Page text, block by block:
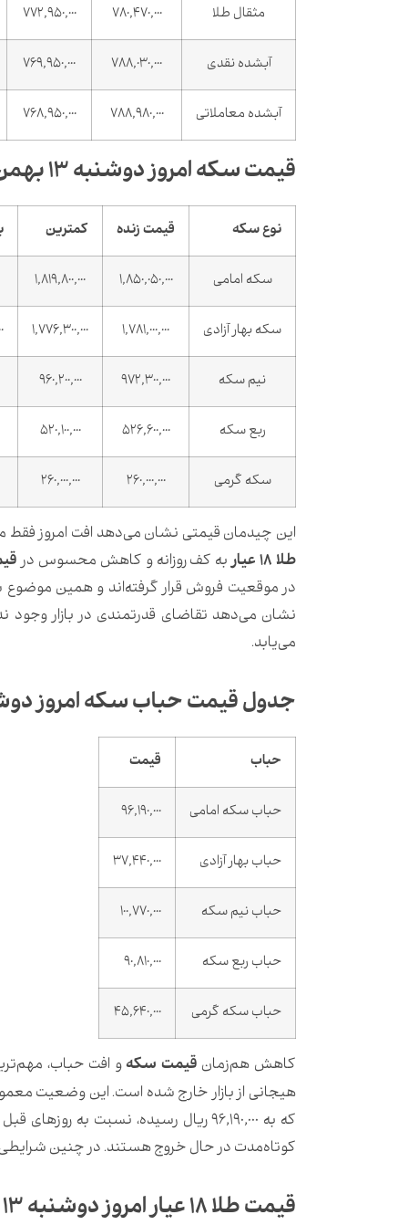
مثقال طلا 780,470,000
772,950,000
آبشده نقدی 788,030,000
769,950,000
آبشده معاملاتی 788,980,000
768,950,000
قیمت سکه امروز دوشنبه ۱۳ بهمن
نوع سکه قیمت زنده کمترین
سکه امامی 1,850,050,000
1,819,800,000
سکه بهار آزادی 1,781,000,000
1,776,300,000
نیم سکه 972,300,000
960,200,000
ربع سکه 526,600,000
520,100,000
سکه گرمی 260,000,000
260,000,000
این چیدمان قیمتی نشان می‌دهد افت امروز فقط
طلا 18 عیار
به کف روزانه و کاهش محسوس در
در موقعیت فروش قرار گرفته‌اند و همین
نشان می‌دهد تقاضای قدرتمندی در بازار وجود
می‌یابد.
جدول قیمت حباب سکه امروز دوشنبه
حباب قیمت
حباب سکه امامی 96,190,000
حباب بهار آزادی 37,440,000
حباب نیم سکه 100,770,000
حباب ربع سکه 90,810,000
حباب سکه گرمی 45,640,000
کاهش هم‌زمان قیمت سکه و افت حباب،
هیجانی از بازار خارج شده است. این وضعیت
که به 96,190,000 ریال رسیده، نسبت
کوتاه‌مدت در حال خروج هستند. در چنین
قیمت طلا 18 عیار امروز دوشنبه ۱۳ بهمن